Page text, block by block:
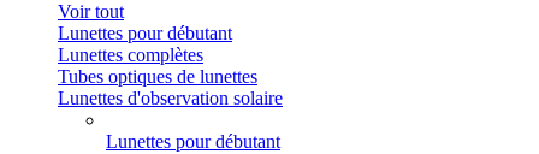
Voir tout
Lunettes pour débutant
Lunettes complètes
Tubes optiques de lunettes
Lunettes d'observation solaire
Lunettes pour débutant